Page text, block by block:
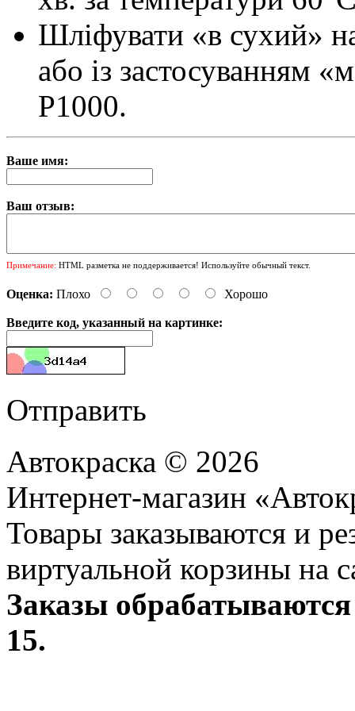
Шліфувати «в сухий»
або із застосуванням
Р1000.
Ваше имя:
Ваш отзыв:
Примечание: HTML разметка не поддерживается! Используйте обычный текст.
Оценка: Плохо Хорошо
Введите код, указанный на картинке:
Отправить
Автокраска © 2026
Интернет-магазин
Товары заказываются и
виртуальной корзины на
Заказы
15.